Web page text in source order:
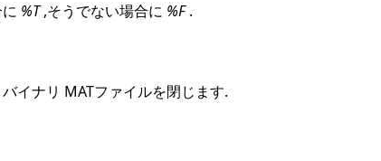
%T,そうでない場合に %F.
イナリ MATファイルを閉じます.